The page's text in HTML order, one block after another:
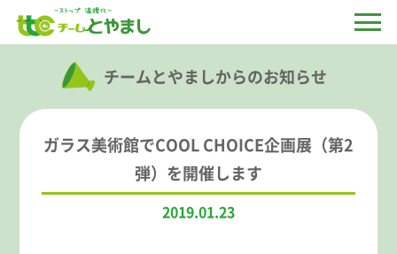
チームとやましからのお知らせ
ガラス美術館でCOOL CHOICE企画展（第2
弾）を開催します
2019.01.23